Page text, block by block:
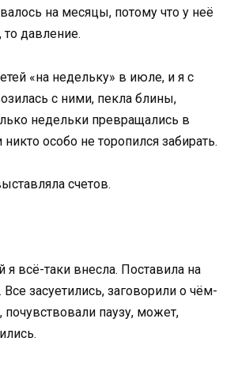
на месяцы, потому что у неё
то давление.
«на недельку» в июле, и я с
с ними, пекла блины,
недельки превращались в
особо не торопился забирать.
счетов.
всё-таки внесла. Поставила на
засуетились, заговорили о чём-
паузу, может,